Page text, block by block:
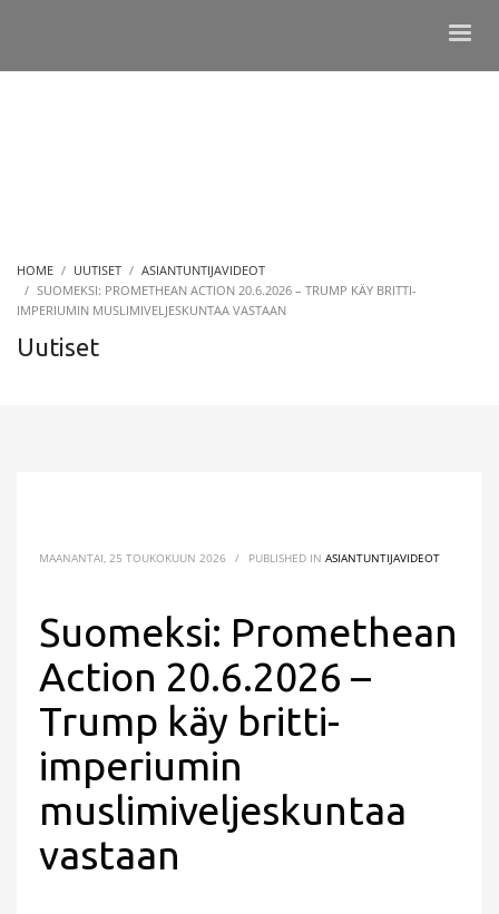
HOME UUTISET
ASIANTUNTIJAVIDEOT
SUOMEKSI: PROMETHEAN ACTION 20.6.2026 – TRUMP KÄY BRITTI-
IMPERIUMIN MUSLIMIVELJESKUNTAA VASTAAN
Uutiset
MAANANTAI, 25 TOUKOKUUN 2026 / PUBLISHED IN ASIANTUNTIJAVIDEOT
Suomeksi: Promethean
Action 20.6.2026 –
Trump käy britti-
imperiumin
muslimiveljeskuntaa
vastaan